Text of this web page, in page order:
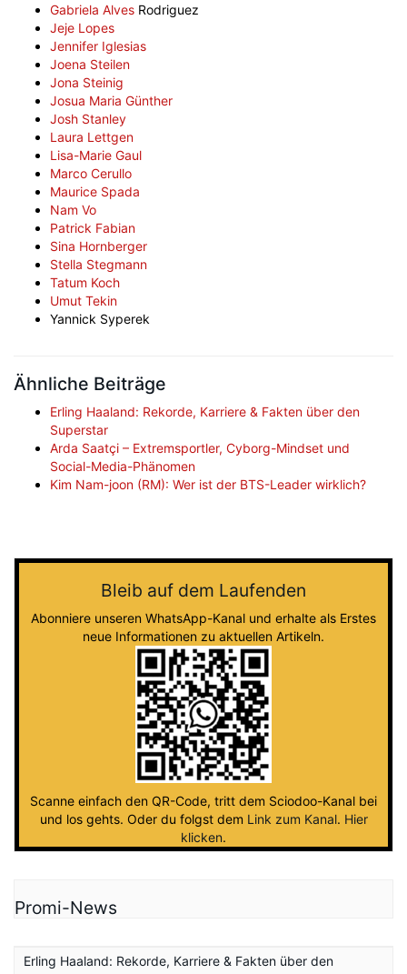
Gabriela Alves Rodriguez
Jeje Lopes
Jennifer Iglesias
Joena Steilen
Jona Steinig
Josua Maria Günther
Josh Stanley
Laura Lettgen
Lisa-Marie Gaul
Marco Cerullo
Maurice Spada
Nam Vo
Patrick Fabian
Sina Hornberger
Stella Stegmann
Tatum Koch
Umut Tekin
Yannick Syperek
Ähnliche Beiträge
Erling Haaland: Rekorde, Karriere & Fakten über den
Superstar
Arda Saatçi – Extremsportler, Cyborg-Mindset und
Social-Media-Phänomen
Kim Nam-joon (RM): Wer ist der BTS-Leader wirklich?
Bleib auf dem Laufenden
Abonniere unseren WhatsApp-Kanal und erhalte als Erstes
neue Informationen zu aktuellen Artikeln.
Scanne einfach den QR-Code, tritt dem Sciodoo-Kanal bei
und los gehts. Oder du folgst dem Link zum Kanal. Hier
klicken.
Promi-News
Erling Haaland: Rekorde, Karriere & Fakten über den